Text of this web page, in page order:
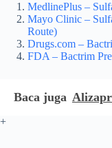
MedlinePlus –
Mayo Clinic –
Route)
Drugs.com –
FDA – Bactrim
Baca juga
+